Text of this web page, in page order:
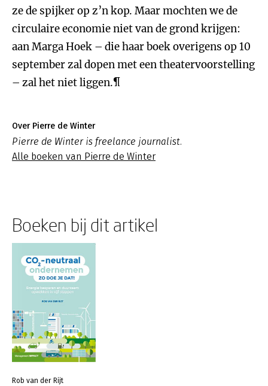
ze de spijker op z’n kop. Maar mochten we de
circulaire economie niet van de grond krijgen:
aan Marga Hoek – die haar boek overigens op 10
september zal dopen met een theatervoorstelling
– zal het niet liggen.¶
Over Pierre de Winter
Pierre de Winter is freelance journalist.
Alle boeken van Pierre de Winter
Boeken bij dit artikel
Rob van der Rijt